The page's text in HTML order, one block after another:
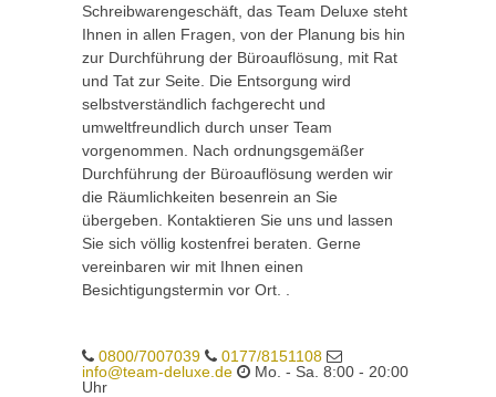
Schreibwarengeschäft, das Team Deluxe steht
Ihnen in allen Fragen, von der Planung bis hin
zur Durchführung der Büroauflösung, mit Rat
und Tat zur Seite. Die Entsorgung wird
selbstverständlich fachgerecht und
umweltfreundlich durch unser Team
vorgenommen. Nach ordnungsgemäßer
Durchführung der Büroauflösung werden wir
die Räumlichkeiten besenrein an Sie
übergeben. Kontaktieren Sie uns und lassen
Sie sich völlig kostenfrei beraten. Gerne
vereinbaren wir mit Ihnen einen
Besichtigungstermin vor Ort. .
0800/7007039
0177/8151108
info@team-deluxe.de
Mo. - Sa. 8:00 - 20:00
Uhr